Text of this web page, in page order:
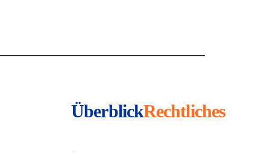
ÜberblickRechtliches